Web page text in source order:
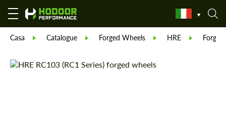
Casa Catalogue Forged Wheels HRE